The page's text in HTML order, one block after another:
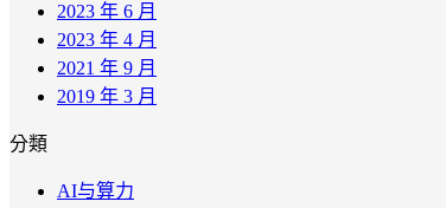
2023 年 6 月
2023 年 4 月
2021 年 9 月
2019 年 3 月
分類
AI与算力